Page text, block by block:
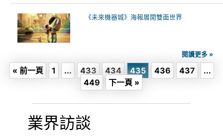
業界訪談
《未來機器城》海報展開雙面世界
閱讀更多 »
« 前一頁 1 ... 433 434 435 436 437
...
449
下一頁 »